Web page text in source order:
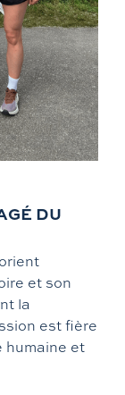
DU
et son
la
est fière
humaine et